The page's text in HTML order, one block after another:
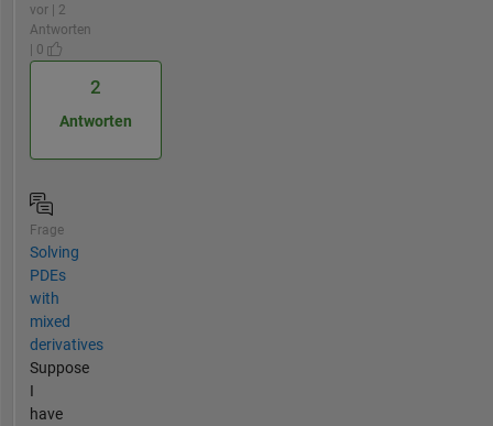
vor | 2
Antworten
| 0
2
Antworten
Frage
Solving
PDEs
with
mixed
derivatives
Suppose
I
have